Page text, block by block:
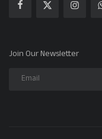
Join Our Newsletter